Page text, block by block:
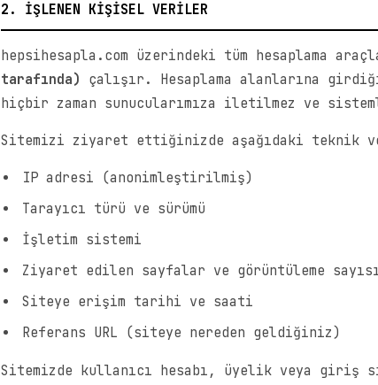
2. İŞLENEN KİŞİSEL VERİLER
hepsihesapla.com üzerindeki tüm hesaplama
tarafında) çalışır. Hesaplama alanlarına
hiçbir zaman sunucularımıza iletilmez ve
Sitemizi ziyaret ettiğinizde aşağıdaki teknik
IP adresi (anonimleştirilmiş)
Tarayıcı türü ve sürümü
İşletim sistemi
Ziyaret edilen sayfalar ve görüntüleme
Siteye erişim tarihi ve saati
Referans URL (siteye nereden geldiğiniz)
Sitemizde kullanıcı hesabı, üyelik veya giriş